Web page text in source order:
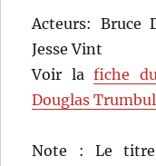
Acteurs: Bruce
Jesse Vint
Voir lafiche
Douglas
Note : Le